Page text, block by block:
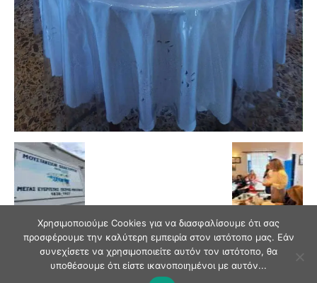
Χρησιμοποιούμε Cookies για να διασφαλίσουμε ότι σας
προσφέρουμε την καλύτερη εμπειρία στον ιστότοπο μας. Εάν
συνεχίσετε να χρησιμοποιείτε αυτόν τον ιστότοπο, θα
υποθέσουμε ότι είστε ικανοποιημένοι με αυτόν...